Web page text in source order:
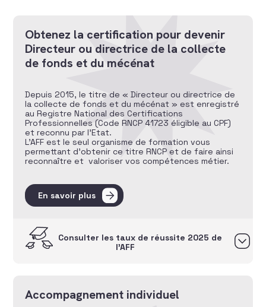
Obtenez la certification pour devenir
Directeur ou directrice de la collecte
de fonds et du mécénat
Depuis 2015, le titre de « Directeur ou directrice de
la collecte de fonds et du mécénat » est enregistré
au Registre National des Certifications
Professionnelles (Code RNCP 41723 éligible au CPF)
et reconnu par l’Etat.
L’AFF est le seul organisme de formation vous
permettant d’obtenir ce titre RNCP et de faire ainsi
reconnaître et valoriser vos compétences métier.
En savoir plus
Consulter les taux de réussite 2025 de
l’AFF
Accompagnement individuel